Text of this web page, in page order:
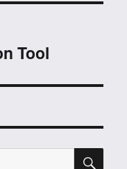
Tool
搜